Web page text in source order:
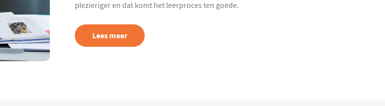
plezieriger en dat komt het leerproces ten goede.
Lees meer